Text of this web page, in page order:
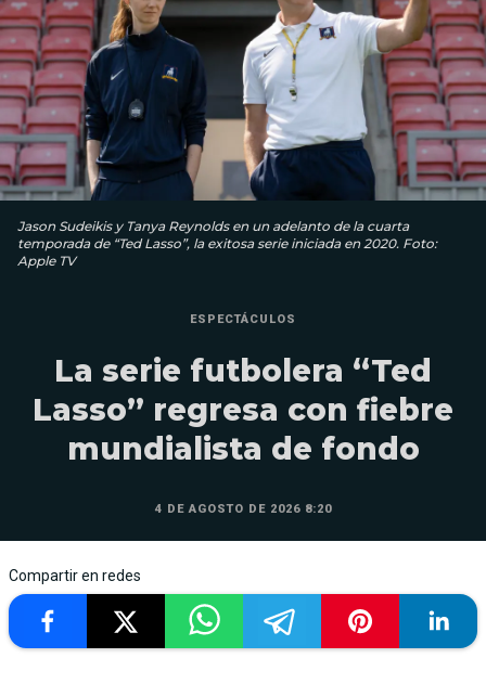
Jason Sudeikis y Tanya Reynolds en un adelanto de la cuarta
temporada de “Ted Lasso”, la exitosa serie iniciada en 2020. Foto:
Apple TV
ESPECTÁCULOS
La serie futbolera “Ted
Lasso” regresa con fiebre
mundialista de fondo
4 DE AGOSTO DE 2026 8:20
Compartir en redes